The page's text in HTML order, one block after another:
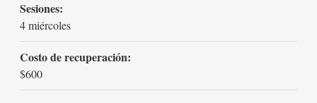
Sesiones:
4 miércoles
Costo de recuperación:
$600